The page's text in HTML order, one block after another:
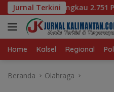
Langsung
ke
konten
Jurnal Terkini Bagaimana
Home Kalsel Regional
Beranda Olahraga